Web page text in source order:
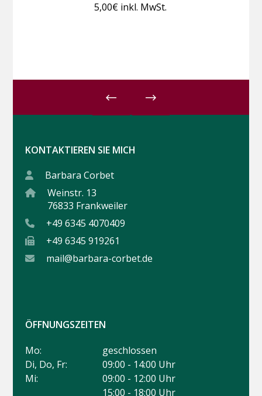
5,00€ inkl. MwSt.
KONTAKTIEREN SIE MICH
Barbara Corbet
Weinstr. 13
76833 Frankweiler
+49 6345 4070409
+49 6345 919261
mail@barbara-corbet.de
ÖFFNUNGSZEITEN
Mo:
geschlossen
Di, Do, Fr:
09:00 - 14:00 Uhr
Mi:
09:00 - 12:00 Uhr
15:00 - 18:00 Uhr